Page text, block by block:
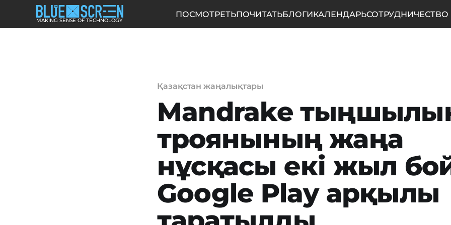
MAKING SENSE OF TECHNOLOGY
ПОСМОТРЕТЬПОЧИТАТЬБЛОГИКАЛЕНДАРЬСОТРУДНИЧЕСТВО
Қазақстан жаңалықтары
Mandrake
троянының жаңа
нұсқасы екі жыл
Google Play арқылы